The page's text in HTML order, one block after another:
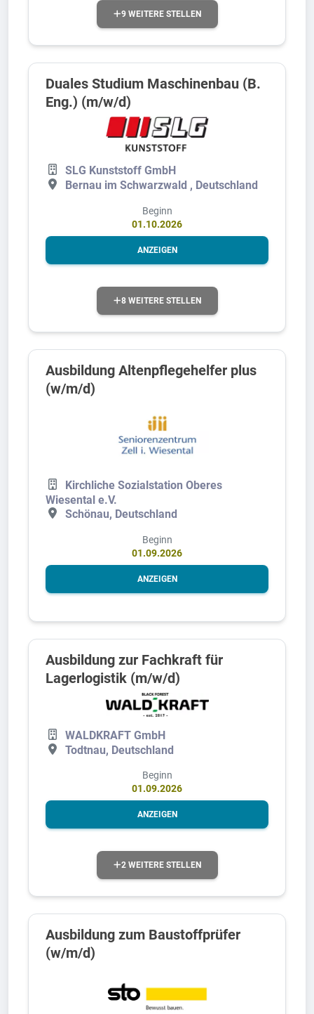
9 WEITERE STELLEN
Duales Studium Maschinenbau (B.
Eng.) (m/w/d)
SLG Kunststoff GmbH
Bernau im Schwarzwald , Deutschland
Beginn
01.10.2026
ANZEIGEN
8 WEITERE STELLEN
Ausbildung Altenpflegehelfer plus
(w/m/d)
Kirchliche Sozialstation Oberes
Wiesental e.V.
Schönau, Deutschland
Beginn
01.09.2026
ANZEIGEN
Ausbildung zur Fachkraft für
Lagerlogistik (m/w/d)
WALDKRAFT GmbH
Todtnau, Deutschland
Beginn
01.09.2026
ANZEIGEN
2 WEITERE STELLEN
Ausbildung zum Baustoffprüfer
(w/m/d)